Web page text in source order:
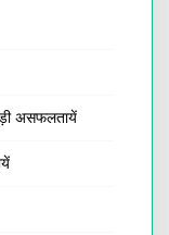
असफलतायें